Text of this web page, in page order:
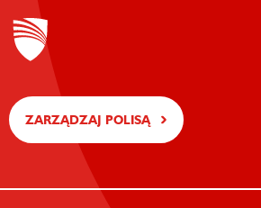
ZARZĄDZAJ POLISĄ